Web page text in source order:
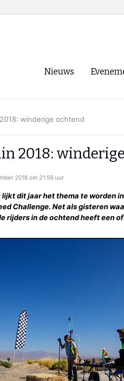
Nieuws
WK
winderige ochtend
2018:
2018 om 21:59 uur
lijkt dit jaar het thema te worden
Challenge. Net als gisteren
rijders in de ochtend heeft een